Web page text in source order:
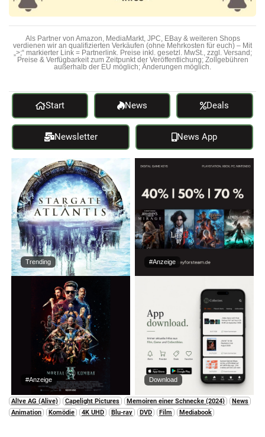
Als Partner von Amazon, MediaMarkt, JPC, EBay & weiteren Shops
verdienen wir an qualifizierten Verkäufen (ohne Mehrkosten für euch) – Mit
„>;“ markierter Link = Partnerlink. Preise inkl. gesetzl. MwSt., zzgl. Versand;
Preise & Verfügbarkeit zum Zeitpunkt der Veröffentlichung; Zollgebühren
außerhalb der EU möglich; Änderungen möglich.
Start News Deals
Newsletter News App
Trending #Anzeige
#Anzeige Download
Al!ve AG (Alive) Capelight Pictures Memoiren einer Schnecke (2024)
News
Animation
Komödie 4K UHD Blu-ray DVD Film Mediabook